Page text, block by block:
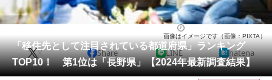
動物 リサーチ
会員記事
メディア
「移住先として注目されている都道府県」ランキング
TOP10！ 第1位は「長野県」【2024年最新調査結果】
画像はイメージです（画像：PIXTA）
X Share LINE hatena